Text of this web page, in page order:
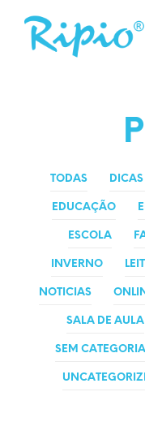
TODAS
EDUCAÇÃO
ESCOLA
INVERNO
NOTICIAS
SALA DE AULA
SEM CATEGORIA